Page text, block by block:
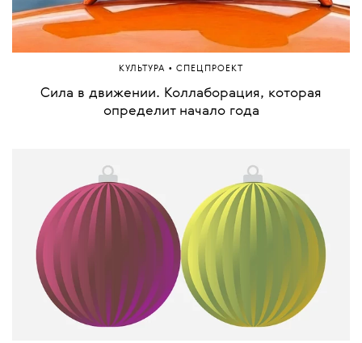
И я там был. Выбираем сказочные архетипы для
спортсменов